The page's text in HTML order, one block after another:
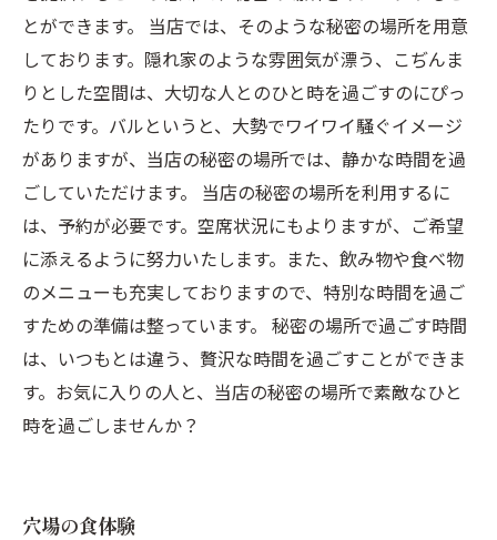
とができます。 当店では、そのような秘密の場所を用意
しております。隠れ家のような雰囲気が漂う、こぢんま
りとした空間は、大切な人とのひと時を過ごすのにぴっ
たりです。バルというと、大勢でワイワイ騒ぐイメージ
がありますが、当店の秘密の場所では、静かな時間を過
ごしていただけます。 当店の秘密の場所を利用するに
は、予約が必要です。空席状況にもよりますが、ご希望
に添えるように努力いたします。また、飲み物や食べ物
のメニューも充実しておりますので、特別な時間を過ご
すための準備は整っています。 秘密の場所で過ごす時間
は、いつもとは違う、贅沢な時間を過ごすことができま
す。お気に入りの人と、当店の秘密の場所で素敵なひと
時を過ごしませんか？
穴場の食体験